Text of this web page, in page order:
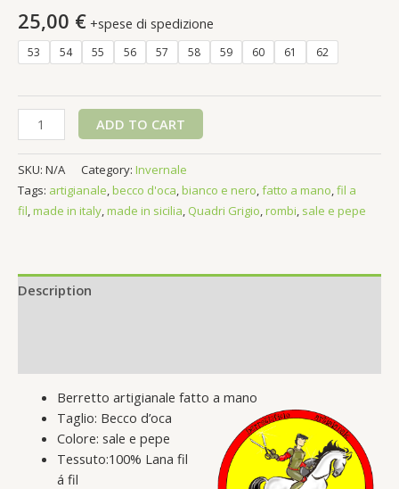
25,00 € +spese di spedizione
53 54 55 56 57 58 59 60 61 62
Berretto
a
Becco
D'oca
fil-
á-
e
ADD TO CART
SKU: N/A Category: Invernale
Tags: artigianale,becco d'oca,bianco e nero,fatto a mano,fil a
fil,made in italy,made in sicilia, Quadri Grigio,rombi, sale e pepe
Description
Berretto artigianale fatto a mano
Taglio: Becco d’oca
Colore: sale e pepe
Tessuto:100% Lana fil
á fil